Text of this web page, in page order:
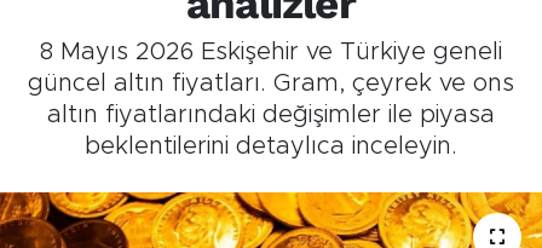
8 Mayıs 2026 Eskişehir ve Türkiye geneli
güncel altın fiyatları. Gram, çeyrek ve ons
altın fiyatlarındaki değişimler ile piyasa
beklentilerini detaylıca inceleyin.